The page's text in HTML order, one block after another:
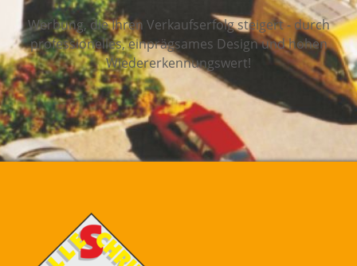
Werbung, die Ihren Verkaufserfolg steigert - durch
professionelles, einprägsames Design und hohen
Wiedererkennungswert!